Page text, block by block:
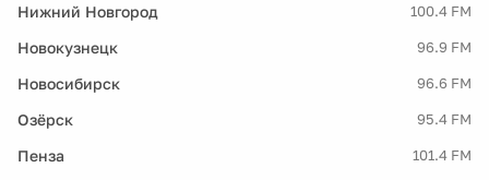
Нижний Новгород 100.4 FM
Новокузнецк 96.9 FM
Новосибирск 96.6 FM
Озёрск 95.4 FM
Пенза 101.4 FM